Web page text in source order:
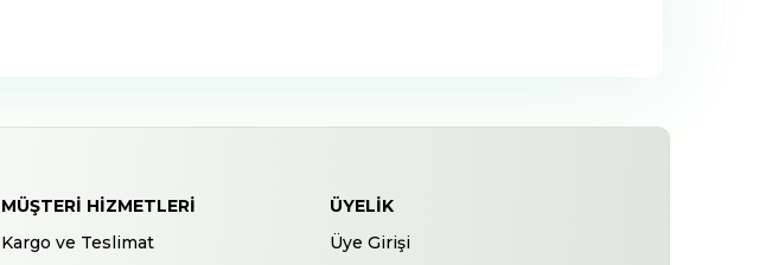
MÜŞTERI HIZMETLERI
Kargo ve Teslimat
ÜYELIK
Üye Girişi